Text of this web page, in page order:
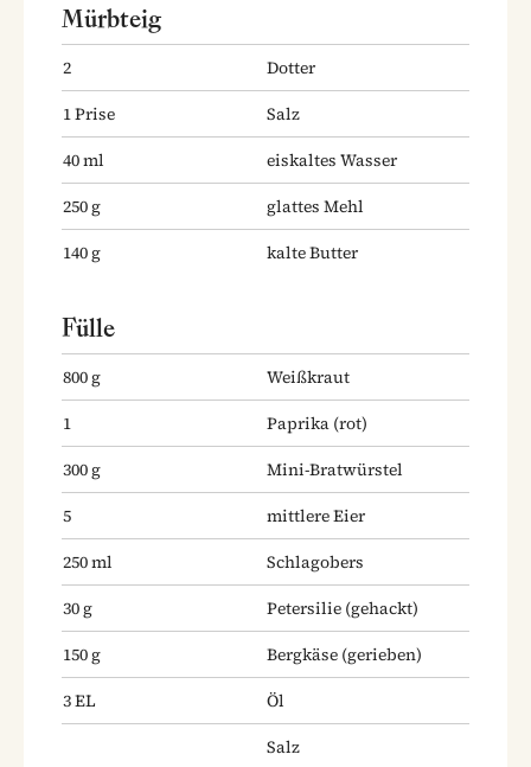
Mürbteig
2
Dotter
1Prise
Salz
40ml
eiskaltes Wasser
250g
glattes Mehl
140g kalte Butter
Fülle
800g
Weißkraut
1
Paprika (rot)
300g
Mini-Bratwürstel
5
mittlere Eier
250ml
Schlagobers
30g Petersilie (gehackt)
150g Bergkäse (gerieben)
3EL
Öl
Salz